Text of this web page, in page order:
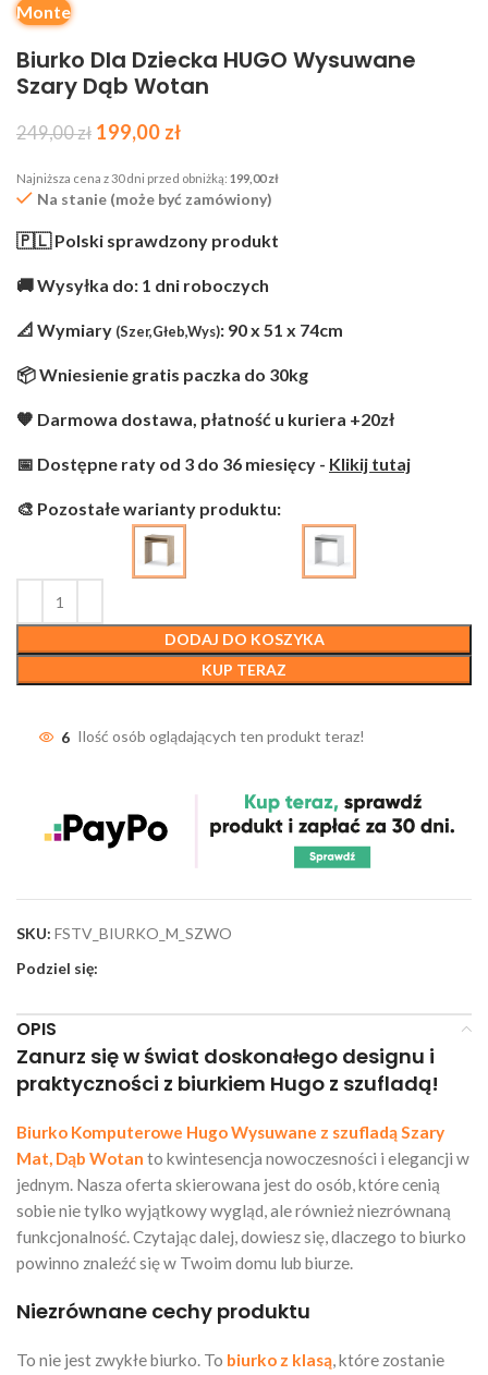
Monte
Biurko Dla Dziecka HUGO Wysuwane
Szary Dąb Wotan
249,00zł 199,00 zł
Najniższa cena z 30 dni przed obniżką: 199,00zł
Na stanie (może być zamówiony)
🇵🇱 Polski sprawdzony produkt
🚚 Wysyłka do: 1 dni roboczych
📐 Wymiary (Szer,Głeb,Wys): 90 x 51 x 74cm
📦 Wniesienie gratis paczka do 30kg
🧡 Darmowa dostawa, płatność u kuriera +20zł
📅 Dostępne raty od 3 do 36 miesięcy - Klikij tutaj
🎨 Pozostałe warianty produktu:
DODAJ DO KOSZYKA
KUP TERAZ
6 Ilość osób oglądających ten produkt teraz!
SKU: FSTV_BIURKO_M_SZWO
Podziel się:
OPIS
Zanurz się w świat doskonałego designu i
praktyczności z biurkiem Hugo z szufladą!
Biurko Komputerowe Hugo Wysuwane z szufladą Szary
Mat, Dąb Wotan to kwintesencja nowoczesności i elegancji w
jednym. Nasza oferta skierowana jest do osób, które cenią
sobie nie tylko wyjątkowy wygląd, ale również niezrównaną
funkcjonalność. Czytając dalej, dowiesz się, dlaczego to biurko
powinno znaleźć się w Twoim domu lub biurze.
Niezrównane cechy produktu
To nie jest zwykłe biurko. To biurko z klasą, które zostanie